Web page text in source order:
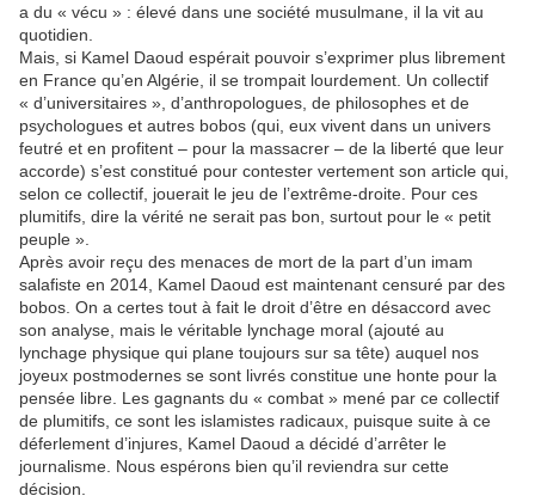
a du « vécu » : élevé dans une société musulmane, il la vit au
quotidien.
Mais, si Kamel Daoud espérait pouvoir s’exprimer plus librement
en France qu’en Algérie, il se trompait lourdement. Un collectif
« d’universitaires », d’anthropologues, de philosophes et de
psychologues et autres bobos (qui, eux vivent dans un univers
feutré et en profitent – pour la massacrer – de la liberté que leur
accorde) s’est constitué pour contester vertement son article qui,
selon ce collectif, jouerait le jeu de l’extrême-droite. Pour ces
plumitifs, dire la vérité ne serait pas bon, surtout pour le « petit
peuple ».
Après avoir reçu des menaces de mort de la part d’un imam
salafiste en 2014, Kamel Daoud est maintenant censuré par des
bobos. On a certes tout à fait le droit d’être en désaccord avec
son analyse, mais le véritable lynchage moral (ajouté au
lynchage physique qui plane toujours sur sa tête) auquel nos
joyeux postmodernes se sont livrés constitue une honte pour la
pensée libre. Les gagnants du « combat » mené par ce collectif
de plumitifs, ce sont les islamistes radicaux, puisque suite à ce
déferlement d’injures, Kamel Daoud a décidé d’arrêter le
journalisme. Nous espérons bien qu’il reviendra sur cette
décision.